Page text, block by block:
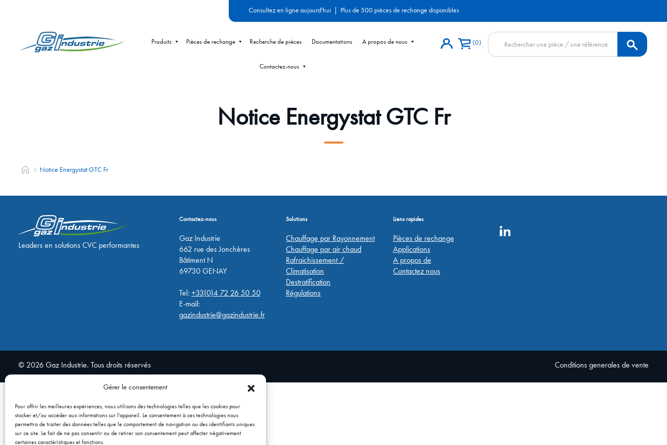
Gérer le consentement
Pour offrir les meilleures expériences, nous utilisons des technologies telles que les cookies pour
stocker et/ou accéder aux informations sur l'appareil. Le consentement à ces technologies nous
permettra de traiter des données telles que le comportement de navigation ou des identifiants uniques
sur ce site. Le fait de ne pas consentir ou de retirer son consentement peut affecter négativement
certaines caractéristiques et fonctions.
Consultez en ligne aujourd'hui | Plus de 500 pièces de rechange disponibles
Produits Pièces de rechange Recherche de pièces Documentations A propos de nous
Contactez-nous
0 Recherche
de
produits
Notice Energystat GTC Fr
Notice Energystat GTC Fr
Leaders en solutions CVC performantes
Contactez-nous
Gaz Industrie
662 rue des Jonchères
Bâtiment N
69730 GENAY
Tel: +33(0)4 72 26 50 50
E-mail:
gazindustrie@gazindustrie.fr
Solutions
Chauffage par Rayonnement
Chauffage par air chaud
Rafraichissement /
Climatisation
Destratification
Régulations
Liens rapides
Pièces de rechange
Applications
A propos de
Contactez nous
© 2026 Gaz Industrie. Tous droits réservés Conditions generales de vente